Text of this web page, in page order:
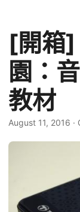
[開箱
園：
教材
August 11, 2016 ·